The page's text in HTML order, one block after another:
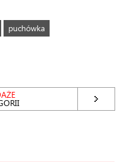
puchówka